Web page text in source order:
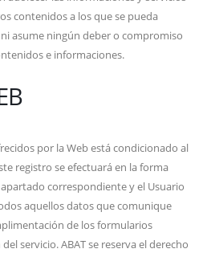
contenidos a los que se pueda
asume ningún deber o compromiso
e informaciones.
por la Web está condicionado al
registro se efectuará en la forma
correspondiente y el Usuario
aquellos datos que comunique
de los formularios
servicio. ABAT se reserva el derecho